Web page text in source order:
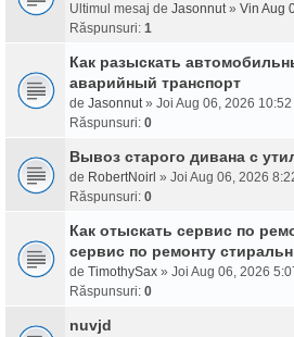
Ultimul mesaj de Jasonnut» Vin Aug
Răspunsuri: 1
Как разыскать
аварийный транспорт
de Jasonnut» Joi Aug 06, 2026 10:52
Răspunsuri: 0
Вывоз старого дивана с
de RobertNoirl » Joi Aug 06, 2026
Răspunsuri: 0
Как отыскать сервис по
сервис по ремонту
de TimothySax » Joi Aug 06, 2026
Răspunsuri: 0
nuvjd